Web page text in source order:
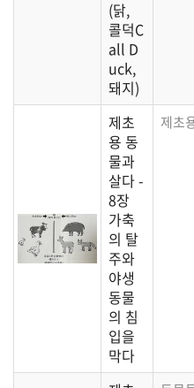
(닭,
콜덕C
all D
uck,
돼지)
제초
용 동
물과
살다 -
8장
가축
의 탈
주와
야생
동물
의 침
입을
막다
제초